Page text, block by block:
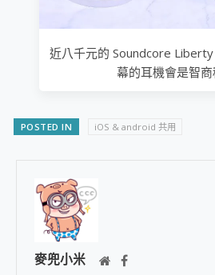
近八千元的 Soundcore
幕的耳機會是智商
POSTED IN iOS & android 共用
麥兜小米